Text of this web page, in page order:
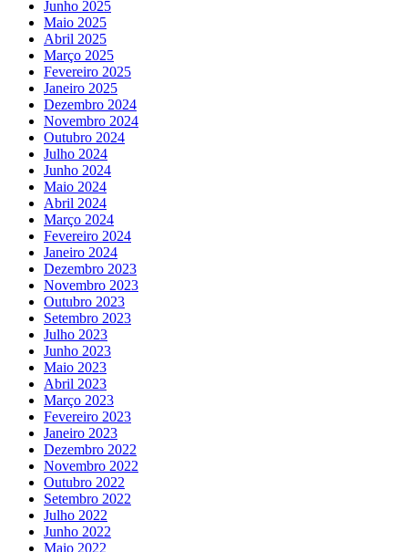
Junho 2025
Maio 2025
Abril 2025
Março 2025
Fevereiro 2025
Janeiro 2025
Dezembro 2024
Novembro 2024
Outubro 2024
Julho 2024
Junho 2024
Maio 2024
Abril 2024
Março 2024
Fevereiro 2024
Janeiro 2024
Dezembro 2023
Novembro 2023
Outubro 2023
Setembro 2023
Julho 2023
Junho 2023
Maio 2023
Abril 2023
Março 2023
Fevereiro 2023
Janeiro 2023
Dezembro 2022
Novembro 2022
Outubro 2022
Setembro 2022
Julho 2022
Junho 2022
Maio 2022